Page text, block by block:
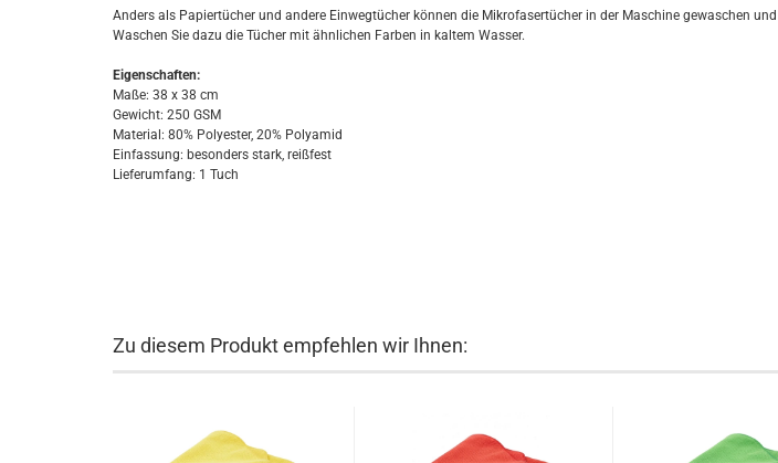
Anders als Papiertücher und andere Einwegtücher können die Mikrofasertücher in der Maschine gewaschen
Waschen Sie dazu die Tücher mit ähnlichen Farben in kaltem Wasser.
Eigenschaften:
Maße: 38 x 38 cm
Gewicht: 250 GSM
Material: 80% Polyester, 20% Polyamid
Einfassung: besonders stark, reißfest
Lieferumfang: 1 Tuch
Zu diesem Produkt empfehlen wir Ihnen: